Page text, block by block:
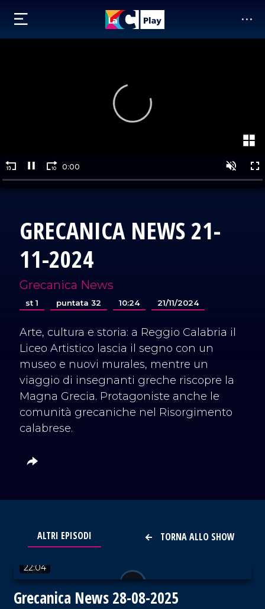
GRECANICA NEWS 21-
11-2024
Grecanica News
st 1 puntata 32 10:24 21/11/2024
Arte, cultura e storia: a Reggio Calabria il
Liceo Artistico lascia il segno con un
museo e nuovi murales, mentre un
viaggio di insegnanti greche riscopre la
Magna Grecia. Protagoniste anche le
comunità grecaniche nel Risorgimento
calabrese.
TORNA ALLO SHOW
ALTRI EPISODI
22:04
Grecanica News 28-08-2025
VAI AL TITOLO